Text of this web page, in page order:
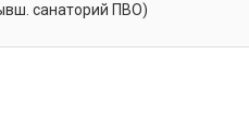
санаторий ПВО)